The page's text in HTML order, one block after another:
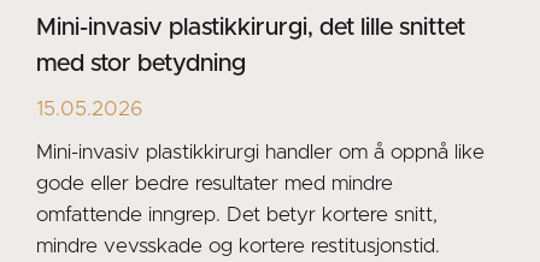
Mini-invasiv plastikkirurgi, det lille snittet
med stor betydning
15.05.2026
Mini-invasiv plastikkirurgi handler om å oppnå like
gode eller bedre resultater med mindre
omfattende inngrep. Det betyr kortere snitt,
mindre vevsskade og kortere restitusjonstid.